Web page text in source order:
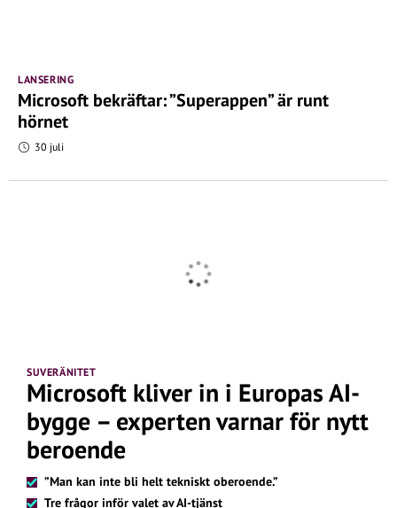
LANSERING
Microsoft bekräftar: ”Superappen” är runt
hörnet
30 juli
SUVERÄNITET
Microsoft kliver in i Europas AI-
bygge – experten varnar för nytt
beroende
”Man kan inte bli helt tekniskt oberoende.”
Tre frågor inför valet av AI-tjänst